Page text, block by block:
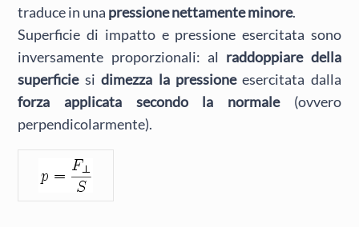
traduce in una pressione nettamente minore.
Superficie di impatto e pressione esercitata sono
inversamente proporzionali: al raddoppiare della
superficiesidimezza la pressioneesercitata dalla
forza applicata secondo la normale(ovvero
perpendicolarmente).